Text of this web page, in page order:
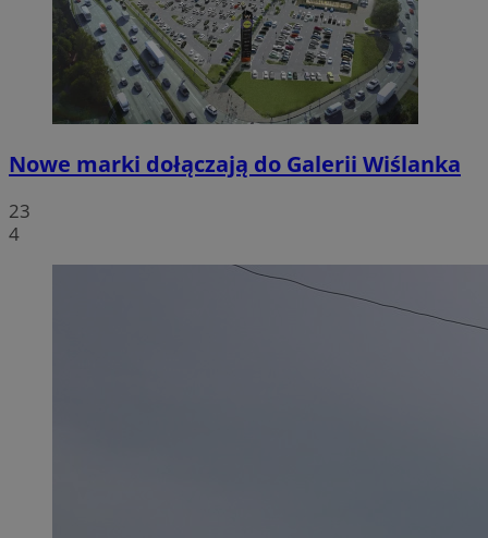
Nowe marki dołączają do Galerii Wiślanka
23
4